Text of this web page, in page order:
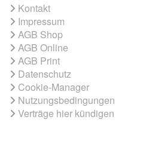
Kontakt
Impressum
AGB Shop
AGB Online
AGB Print
Datenschutz
Cookie-Manager
Nutzungsbedingungen
Verträge hier kündigen